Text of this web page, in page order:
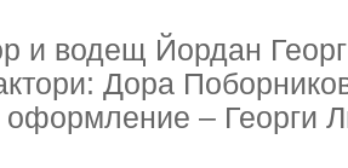
и водещ Йордан
Дора
оформление – Георги